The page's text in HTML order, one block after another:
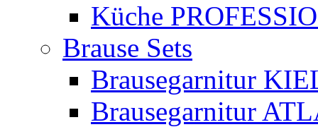
Küche
Brause Sets
Brausegarnitur
Brausegarnitur